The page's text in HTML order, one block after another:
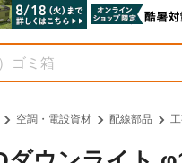
空調・電設資材 配線部品